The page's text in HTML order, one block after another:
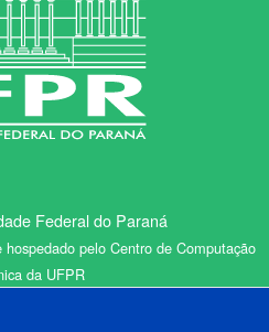
Federal do Paraná
pelo Centro de Computação
da UFPR